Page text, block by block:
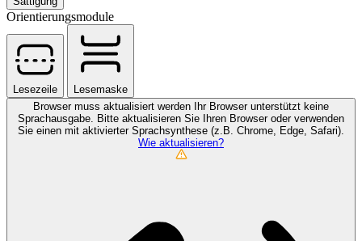
Orientierungsmodule
Lesezeile
Lesemaske
Browser muss aktualisiert werden
Ihr Browser unterstützt keine
Sprachausgabe. Bitte aktualisieren Sie Ihren Browser oder verwenden
Sie einen mit aktivierter Sprachsynthese (z.B. Chrome, Edge, Safari).
Wie aktualisieren?